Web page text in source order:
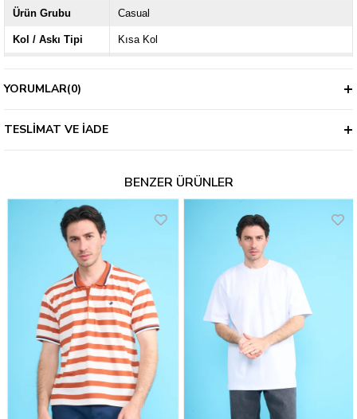
Ürün Grubu Casual
Kol / Askı Tipi Kısa Kol
YORUMLAR(0)
TESLIMAT VE İADE
BENZER ÜRÜNLER